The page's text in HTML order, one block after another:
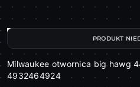
Milwaukee otwornica big hawg
4932464924
PRODUKT